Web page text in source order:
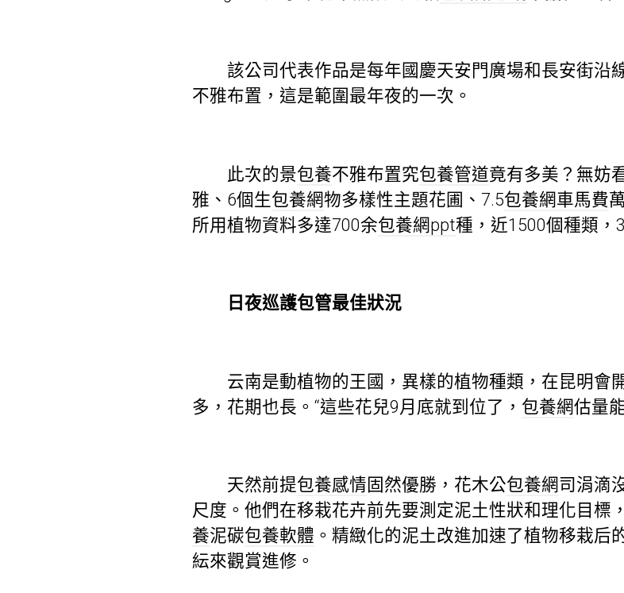
該公司代表作品是每年國慶天安門廣場和長安街沿
不雅布置，這是範圍最年夜的一次。
此次的景包養不雅布置究包養管道竟有多美？無妨
雅、6個生包養網物多樣性主題花圃、7.5包養網車馬費
所用植物資料多達700余包養網ppt種，近1500個種類，
日夜巡護包管最佳狀況
云南是動植物的王國，異樣的植物種類，在昆明會
多，花期也長。“這些花兒9月底就到位了， 包養網估量
天然前提包養感情 固然優勝，花木公包養網 司涓滴
尺度。他們在移栽花卉前先要測定泥土性狀和理化目標
養泥碳包養軟體 。精緻化的泥土改進加速了植物移栽后
紜來觀賞進修。